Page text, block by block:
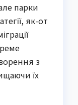
парки
як-от
з
їх